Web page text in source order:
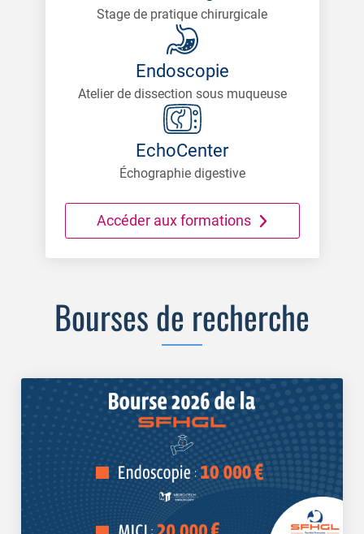
Stage de pratique chirurgicale
Endoscopie
Atelier de dissection sous muqueuse
EchoCenter
Échographie digestive
Accéder aux formations
Bourses de recherche